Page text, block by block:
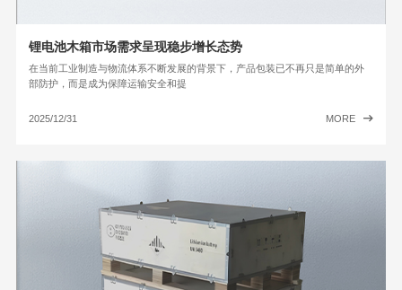
锂电池木箱市场需求呈现稳步增长态势
在当前工业制造与物流体系不断发展的背景下，产品包装已不再只是简单的外
部防护，而是成为保障运输安全和提
2025/12/31 MORE